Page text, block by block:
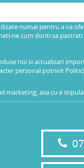
numai pentru a va
ne cum doriti sa pastrati
noi si actualizari
personal potrivit
marketing, asa cu e